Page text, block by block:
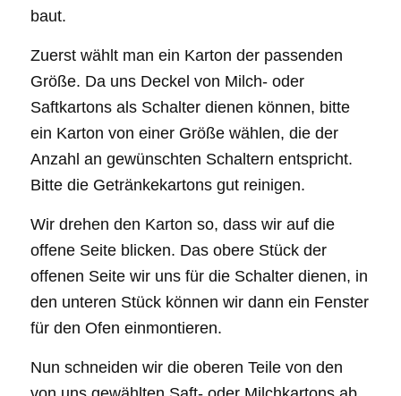
baut.
Zuerst wählt man ein Karton der passenden
Größe. Da uns Deckel von Milch- oder
Saftkartons als Schalter dienen können, bitte
ein Karton von einer Größe wählen, die der
Anzahl an gewünschten Schaltern entspricht.
Bitte die Getränkekartons gut reinigen.
Wir drehen den Karton so, dass wir auf die
offene Seite blicken. Das obere Stück der
offenen Seite wir uns für die Schalter dienen, in
den unteren Stück können wir dann ein Fenster
für den Ofen einmontieren.
Nun schneiden wir die oberen Teile von den